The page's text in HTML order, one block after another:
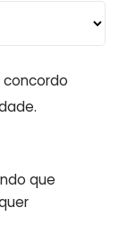
concordo
que